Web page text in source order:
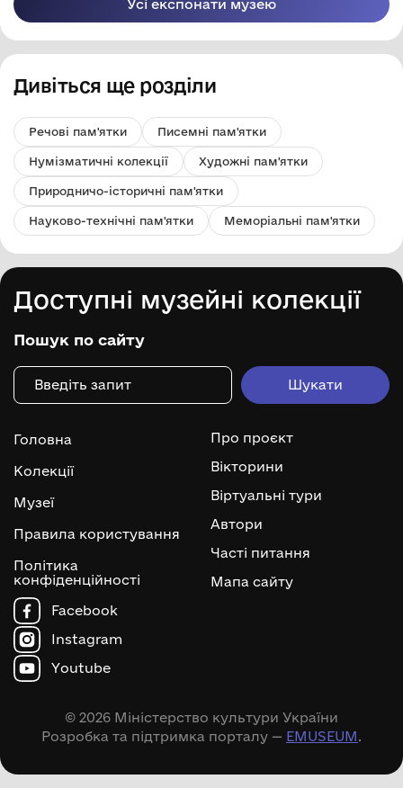
Усі експонати музею
Дивіться ще розділи
Речові пам'ятки Писемні пам'ятки
Нумізматичні колекції Художні пам'ятки
Природничо-історичні пам'ятки
Науково-технічні пам'ятки Меморіальні пам'ятки
Доступні музейні колекції
Пошук по сайту
Головна
Колекції
Музеї
Правила користування
Політика
конфіденційності
Про проєкт
Вікторини
Віртуальні тури
Автори
Часті питання
Мапа сайту
Facebook
Instagram
Youtube
© 2026 Міністерство культури України
Розробка та підтримка порталу — EMUSEUM.